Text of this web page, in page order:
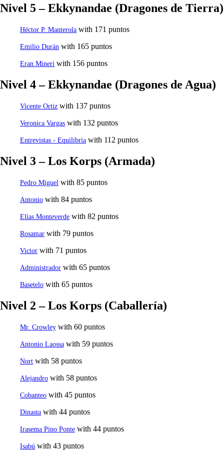
Nivel 5 – Ekkynandae (Dragones de Tierra)
Héctor P. Manterola with 171 puntos
Emilio Durán with 165 puntos
Eran Mineri with 156 puntos
Nivel 4 – Ekkynandae (Dragones de Agua)
Vicente Ortiz with 137 puntos
Veronica Vargas with 132 puntos
Entrevistas - Equilibria with 112 puntos
Nivel 3 – Los Korps (Armada)
Pedro Miguel with 85 puntos
Antonio with 84 puntos
Elías Monteverde with 82 puntos
Rosamar with 79 puntos
Victor with 71 puntos
Administrador with 65 puntos
Basetelo with 65 puntos
Nivel 2 – Los Korps (Caballería)
Mr. Crowley with 60 puntos
Antonio Laossa with 59 puntos
Nort with 58 puntos
Alejandro with 58 puntos
Cobanteo with 45 puntos
Dinasta with 44 puntos
Irasema Pino Ponte with 44 puntos
Isabú with 43 puntos